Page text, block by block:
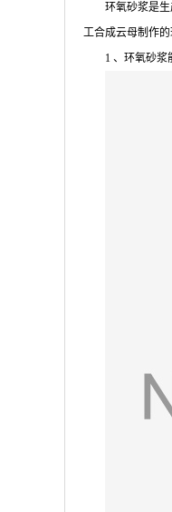
环氧砂浆是
工合成云母制作
1 、环氧砂浆